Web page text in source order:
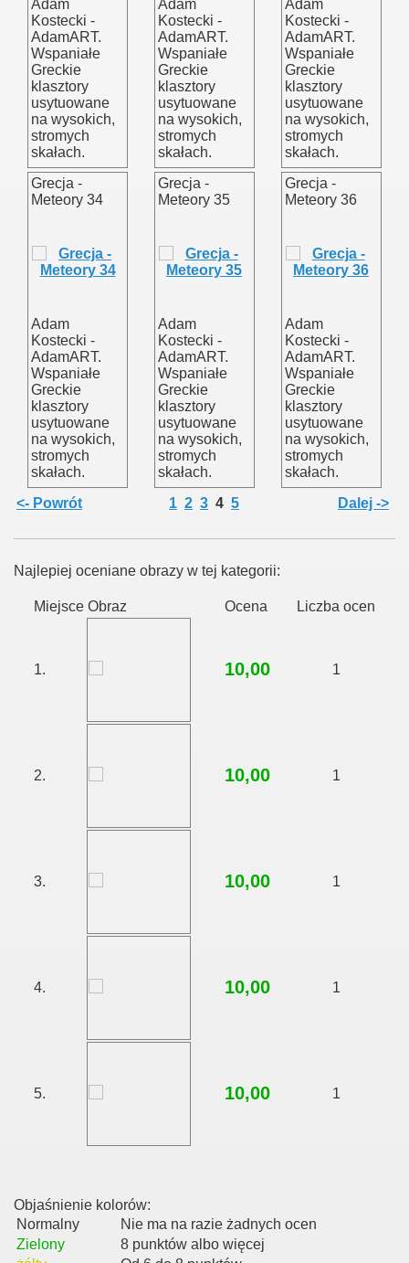
Adam
Kostecki -
AdamART.
Wspaniałe
Greckie
klasztory
usytuowane
na wysokich,
stromych
skałach.
Adam
Kostecki -
AdamART.
Wspaniałe
Greckie
klasztory
usytuowane
na wysokich,
stromych
skałach.
Adam
Kostecki -
AdamART.
Wspaniałe
Greckie
klasztory
usytuowane
na wysokich,
stromych
skałach.
Grecja -
Meteory 34
Adam
Kostecki -
AdamART.
Wspaniałe
Greckie
klasztory
usytuowane
na wysokich,
stromych
skałach.
Grecja -
Meteory 35
Adam
Kostecki -
AdamART.
Wspaniałe
Greckie
klasztory
usytuowane
na wysokich,
stromych
skałach.
Grecja -
Meteory 36
Adam
Kostecki -
AdamART.
Wspaniałe
Greckie
klasztory
usytuowane
na wysokich,
stromych
skałach.
<- Powrót
1 2 3 4 5 Dalej ->
Najlepiej oceniane obrazy w tej kategorii:
Miejsce Obraz Ocena Liczba ocen
1. 10,00 1
2. 10,00 1
3. 10,00 1
4. 10,00 1
5. 10,00 1
Objaśnienie kolorów:
Normalny
Nie ma na razie żadnych ocen
Zielony
8 punktów albo więcej